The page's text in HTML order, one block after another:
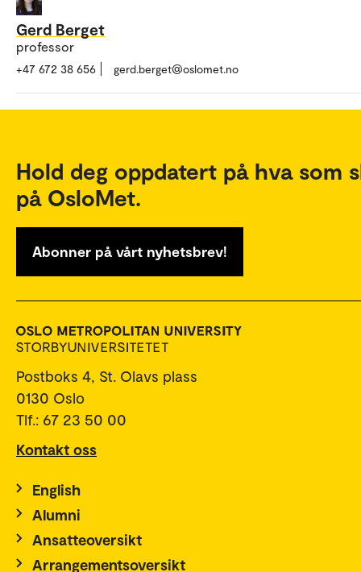
Gerd Berget
professor
+47 672 38 656 gerd.berget@oslomet.no
Hold deg oppdatert på hva som
på OsloMet.
Abonner på vårt nyhetsbrev!
Postboks 4, St. Olavs plass
0130 Oslo
Tlf.: 67 23 50 00
Kontakt oss
English
Alumni
Ansatteoversikt
Arrangementsoversikt